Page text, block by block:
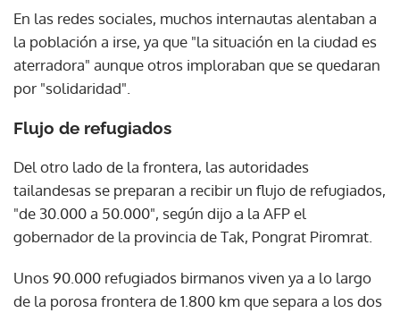
En las redes sociales, muchos internautas alentaban a
la población a irse, ya que "la situación en la ciudad es
aterradora" aunque otros imploraban que se quedaran
por "solidaridad".
Flujo de refugiados
Del otro lado de la frontera, las autoridades
tailandesas se preparan a recibir un flujo de refugiados,
"de 30.000 a 50.000", según dijo a la AFP el
gobernador de la provincia de Tak, Pongrat Piromrat.
Unos 90.000 refugiados birmanos viven ya a lo largo
de la porosa frontera de 1.800 km que separa a los dos